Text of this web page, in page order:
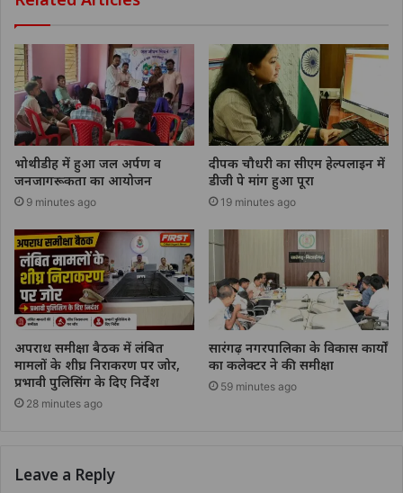
भोथीडीह में हुआ जल अर्पण व
जनजागरूकता का आयोजन
9 minutes ago
दीपक चौधरी का सीएम हेल्पलाइन में
डीजी पे मांग हुआ पूरा
19 minutes ago
अपराध समीक्षा बैठक में लंबित
मामलों के शीघ्र निराकरण पर जोर,
प्रभावी पुलिसिंग के दिए निर्देश
28 minutes ago
सारंगढ़ नगरपालिका के विकास कार्यों
का कलेक्टर ने की समीक्षा
59 minutes ago
Leave a Reply